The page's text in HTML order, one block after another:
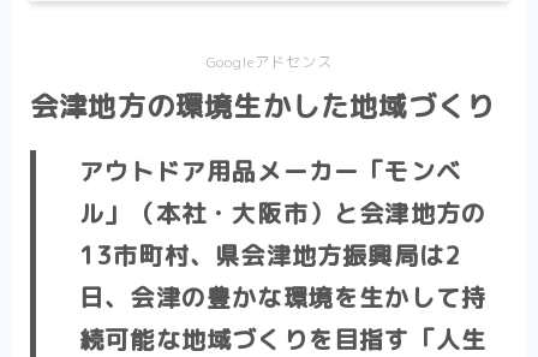
Googleアドセンス
会津地方の環境生かした地域づくり
アウトドア用品メーカー「モンベ
ル」（本社・大阪市）と会津地方の
13市町村、県会津地方振興局は2
日、会津の豊かな環境を生かして持
続可能な地域づくりを目指す 「人生